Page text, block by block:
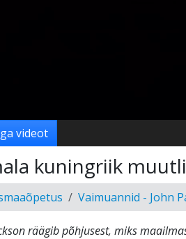
videot
kuningriik
Vaimuannid - John
räägib põhjusest, miks